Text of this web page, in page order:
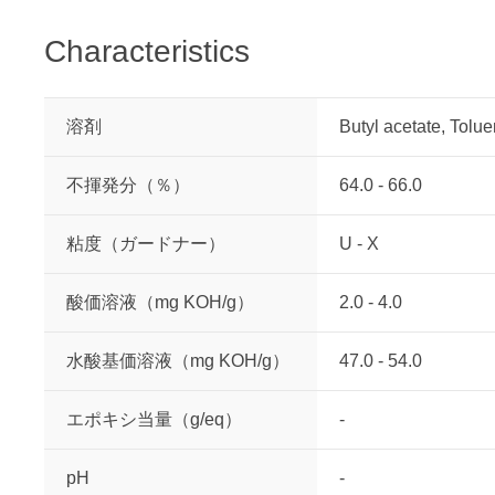
Characteristics
溶剤 Butyl acetate,
不揮発分（％） 64.0 - 66.0
粘度（ガードナー） U - X
酸価溶液（mg KOH/g） 2.0 - 4.0
水酸基価溶液（mg KOH/g） 47.0 - 54.0
エポキシ当量（g/eq） -
pH -